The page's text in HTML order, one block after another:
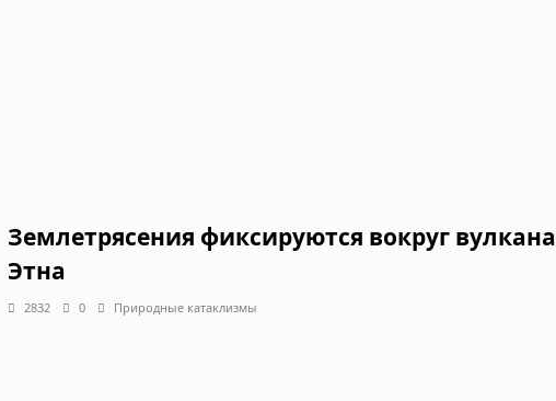
Землетрясения фиксируются вокруг вулкана
Этна
2832 0 Природные катаклизмы